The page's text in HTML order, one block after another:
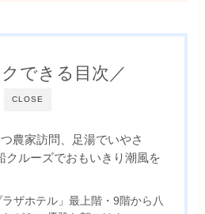
CLOSE
できる目次／
農家訪問、足湯でいやさ
ルーズでおもいきり潮風を
ラザホテル」最上階・9階から八